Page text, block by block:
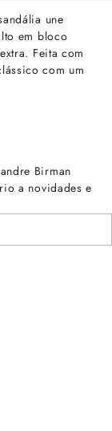
une
em bloco
Feita com
com um
Birman
a novidades e